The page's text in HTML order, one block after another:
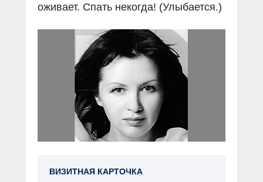
оживает. Спать некогда! (Улыбается.)
ВИЗИТНАЯ КАРТОЧКА